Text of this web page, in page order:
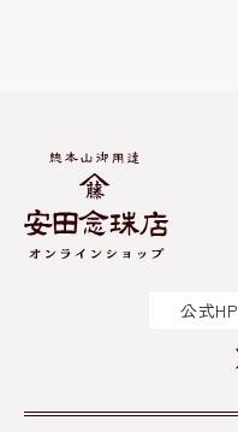
公式HP